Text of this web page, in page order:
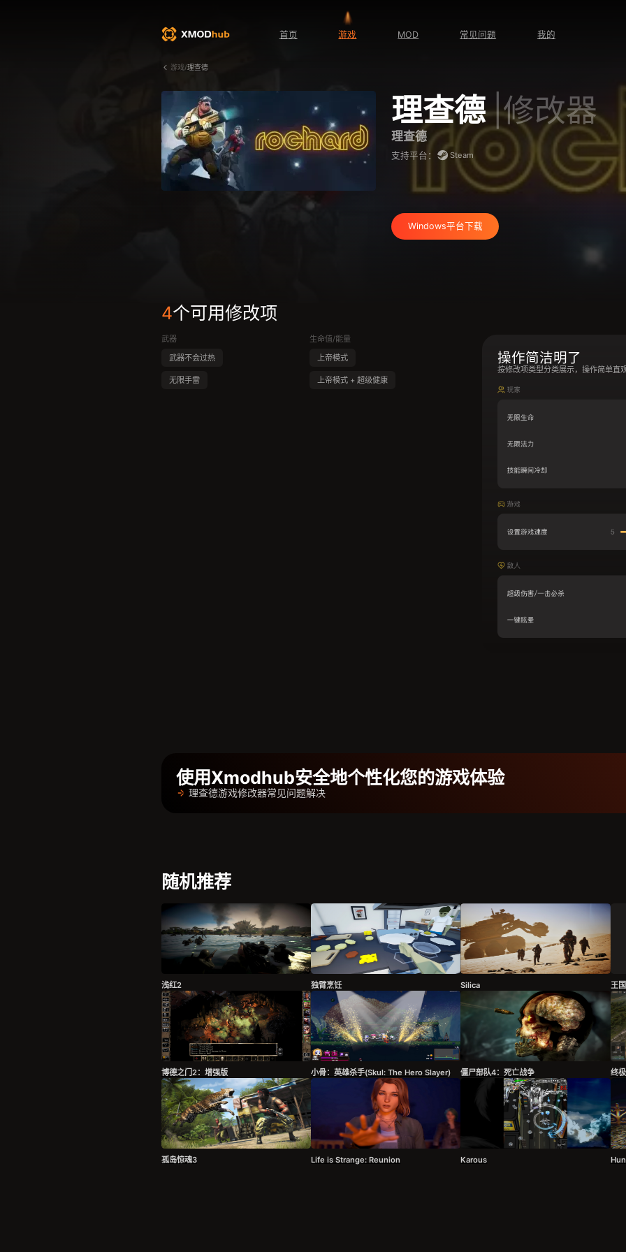
首页 游戏 MOD 常见问题 我的
游戏/理查德
理查德|修改器
理查德
支持平台： Steam
Windows平台下载
4个可用修改项
武器
武器不会过热
无限手雷
生命值/能量
上帝模式
上帝模式 + 超级健康
操作简洁明了
按修改项类型分类展示，操作简单直
使用Xmodhub安全地个性化您的游戏体验
理查德游戏修改器常见问题解决
随机推荐
浅红2 独臂烹饪 Silica 王
博德之门2：增强版 小骨：英雄杀手(Skul: The Hero Slayer) 僵尸部队4：死亡战争 终
孤岛惊魂3 Life is Strange: Reunion Karous